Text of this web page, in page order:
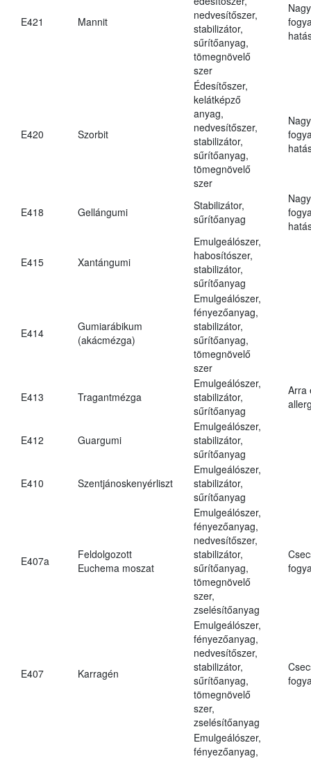
E421 Mannit
nedvesítőszer,
stabilizátor,
sűrítőanyag,
tömegnövelő
szer
E420 Szorbit
Édesítőszer,
kelátképző
anyag,
nedvesítőszer,
stabilizátor,
sűrítőanyag,
tömegnövelő
szer
E418 Gellángumi
Stabilizátor,
sűrítőanyag
E415 Xantángumi
Emulgeálószer,
habosítószer,
stabilizátor,
sűrítőanyag
E414
Gumiarábikum
(akácmézga)
Emulgeálószer,
fényezőanyag,
stabilizátor,
sűrítőanyag,
tömegnövelő
szer
E413 Tragantmézga
Emulgeálószer,
stabilizátor,
sűrítőanyag
Arra
E412 Guargumi
Emulgeálószer,
stabilizátor,
sűrítőanyag
E410 Szentjánoskenyérliszt
Emulgeálószer,
stabilizátor,
sűrítőanyag
E407a
Feldolgozott
Euchema moszat
Emulgeálószer,
fényezőanyag,
nedvesítőszer,
stabilizátor,
sűrítőanyag,
tömegnövelő
szer,
zselésítőanyag
E407 Karragén
Emulgeálószer,
fényezőanyag,
nedvesítőszer,
stabilizátor,
sűrítőanyag,
tömegnövelő
szer,
zselésítőanyag
Emulgeálószer,
fényezőanyag,